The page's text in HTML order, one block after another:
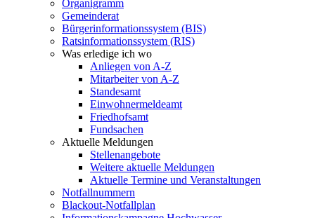
Organigramm
Gemeinderat
Bürgerinformationssystem (BIS)
Ratsinformationssystem (RIS)
Was erledige ich wo
Anliegen von A-Z
Mitarbeiter von A-Z
Standesamt
Einwohnermeldeamt
Friedhofsamt
Fundsachen
Aktuelle Meldungen
Stellenangebote
Weitere aktuelle Meldungen
Aktuelle Termine und Veranstaltungen
Notfallnummern
Blackout-Notfallplan